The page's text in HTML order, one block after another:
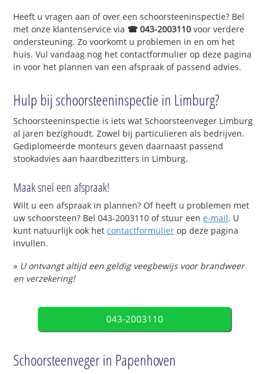
Heeft u vragen aan of over een schoorsteeninspectie? Bel
met onze klantenservice via ☎ 043-2003110 voor verdere
ondersteuning. Zo voorkomt u problemen in en om het
huis. Vul vandaag nog het contactformulier op deze pagina
in voor het plannen van een afspraak of passend advies.
Hulp bij schoorsteeninspectie in Limburg?
Schoorsteeninspectie is iets wat Schoorsteenveger Limburg
al jaren bezighoudt. Zowel bij particulieren als bedrijven.
Gediplomeerde monteurs geven daarnaast passend
stookadvies aan haardbezitters in Limburg.
Maak snel een afspraak!
Wilt u een afspraak in plannen? Of heeft u problemen met
uw schoorsteen? Bel 043-2003110 of stuur eene-mail. U
kunt natuurlijk ook hetcontactformulier op deze pagina
invullen.
» U ontvangt altijd een geldig veegbewijs voor brandweer
en verzekering!
043-2003110
Schoorsteenveger in Papenhoven